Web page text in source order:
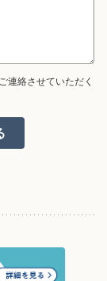
連絡させていただく